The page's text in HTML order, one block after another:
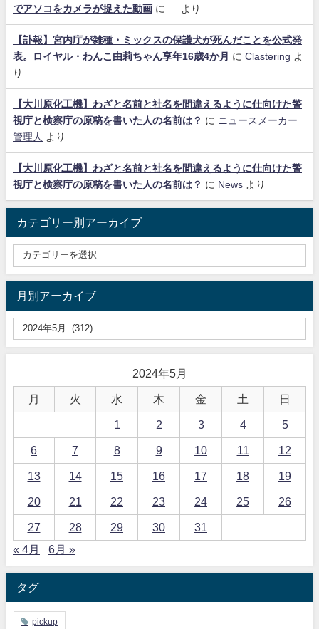
でアソコをカメラが捉えた動画 に より
【訃報】宮内庁が雑種・ミックスの保護犬が死んだことを公式発
表。ロイヤル・わんこ由莉ちゃん享年16歳4か月
に Clastering よ
り
【大川原化工機】わざと名前と社名を間違えるように仕向けた警
視庁と検察庁の原稿を書いた人の名前は？ に ニュースメーカー
管理人
より
【大川原化工機】わざと名前と社名を間違えるように仕向けた警
視庁と検察庁の原稿を書いた人の名前は？ に News より
カテゴリー別アーカイブ
月別アーカイブ
2024年5月
月 火 水 木 金 土 日
1 2 3 4 5
6 7 8 9 10 11 12
13 14 15 16 17 18 19
20 21 22 23 24 25 26
27 28 29 30
31
« 4月
6月 »
タグ
pickup